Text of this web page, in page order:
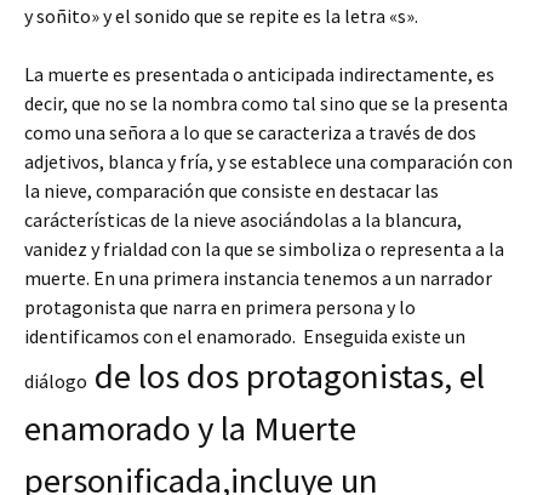
y soñito» y el sonido que se repite es la letra «s».
La muerte es presentada o anticipada indirectamente, es
decir, que no se la nombra como tal sino que se la presenta
como una señora a lo que se caracteriza a través de dos
adjetivos, blanca y fría, y se establece una comparación con
la nieve, comparación que consiste en destacar las
carácterísticas de la nieve asociándolas a la blancura,
vanidez y frialdad con la que se simboliza o representa a la
muerte. En una primera instancia tenemos a un narrador
protagonista que narra en primera persona y lo
identificamos con el enamorado. Enseguida existe un
diálogo de los dos protagonistas, el
enamorado y la Muerte
personificada,incluye un